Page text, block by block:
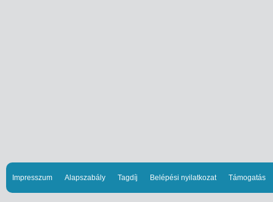
Impresszum Alapszabály Tagdíj Belépési nyilatkozat Támogatás